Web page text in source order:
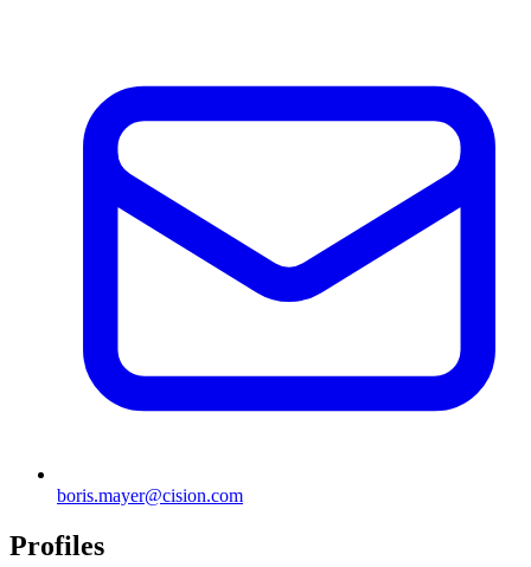
boris.mayer@cision.com
Profiles